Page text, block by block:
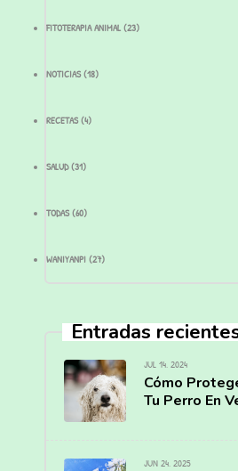
FITOTERAPIA ANIMAL (23)
NOTICIAS(18)
RECETAS(4)
SALUD(31)
TODAS(60)
WANIYANPI (27)
Entradas
JUL 14, 2024
Cómo
Tu Perro En
JUN 24, 2025